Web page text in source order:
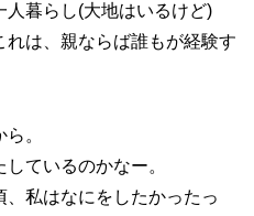
暮らし(大地はいるけど)
は、親ならば誰もが経験す
。
ているのかなー。
私はなにをしたかったっ